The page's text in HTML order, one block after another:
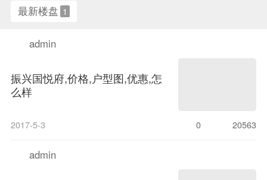
最新楼盘 1
admin
振兴国悦府,价格,户型图,优惠,怎
么样
2017-5-3 20563
0
admin